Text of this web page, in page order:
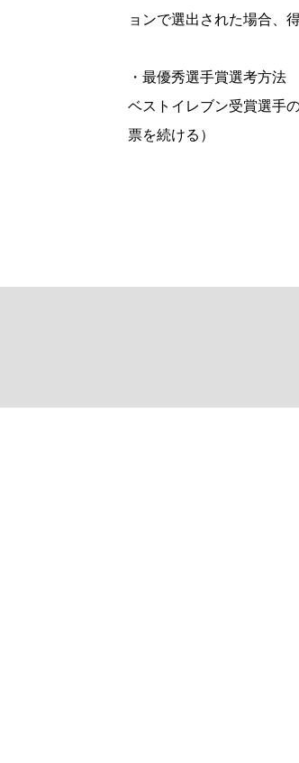
ョンで選出された場合、
・最優秀選手賞選考方法
ベストイレブン受賞選手
票を続ける）